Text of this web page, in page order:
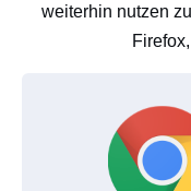
weiterhin nutzen